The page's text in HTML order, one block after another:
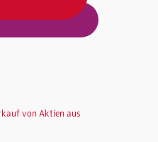
von Aktien aus